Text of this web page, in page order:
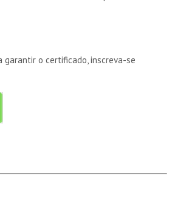
garantir o certificado, inscreva-se